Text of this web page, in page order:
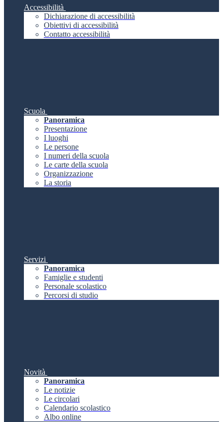
Accessibilità
Dichiarazione di accessibilità
Obiettivi di accessibilità
Contatto accessibilità
Scuola
Panoramica
Presentazione
I luoghi
Le persone
I numeri della scuola
Le carte della scuola
Organizzazione
La storia
Servizi
Panoramica
Famiglie e studenti
Personale scolastico
Percorsi di studio
Novità
Panoramica
Le notizie
Le circolari
Calendario scolastico
Albo online